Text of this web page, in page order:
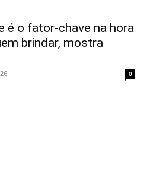
é o fator-chave na hora
brindar, mostra
0